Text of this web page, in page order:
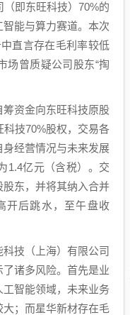
即东旺科技）70%的
能与算力赛道。本次
直言存在毛利率较低
场曾质疑公司股东“掏
资金向东旺科技原股
技70%股权，交易各
经营情况与未来发展
1.4亿元（含税）。交
东，并将其纳入合并
开后跳水，至午盘收
技（上海）有限公司
诸多风险。首先是业
智能领域，未来业务
；而星华新材存在毛